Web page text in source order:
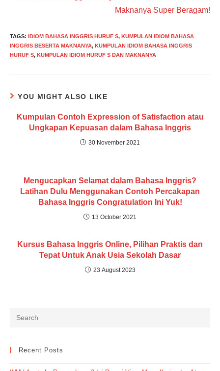
Maknanya Super Beragam!
TAGS: IDIOM BAHASA INGGRIS HURUF S, KUMPULAN IDIOM BAHASA
INGGRIS BESERTA MAKNANYA, KUMPULAN IDIOM BAHASA INGGRIS
HURUF S, KUMPULAN IDIOM HURUF S DAN MAKNANYA
YOU MIGHT ALSO LIKE
Kumpulan Contoh Expression of Satisfaction atau
Ungkapan Kepuasan dalam Bahasa Inggris
30 November 2021
Mengucapkan Selamat dalam Bahasa Inggris?
Latihan Dulu Menggunakan Contoh Percakapan
Bahasa Inggris Congratulation Ini Yuk!
13 October 2021
Kursus Bahasa Inggris Online, Pilihan Praktis dan
Tepat Untuk Anak Usia Sekolah Dasar
23 August 2023
Recent Posts